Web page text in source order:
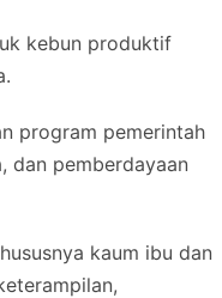
kebun produktif
program pemerintah
dan pemberdayaan
kaum ibu dan